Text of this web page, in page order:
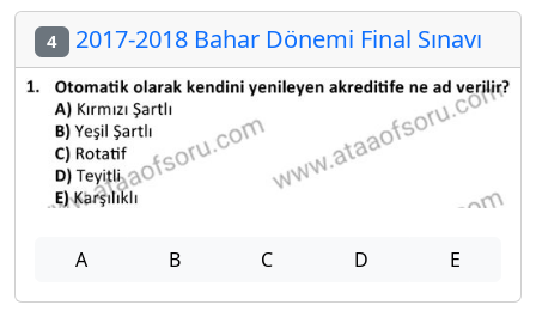
4 2017-2018 Bahar Dönemi Final Sınavı
A B C D E